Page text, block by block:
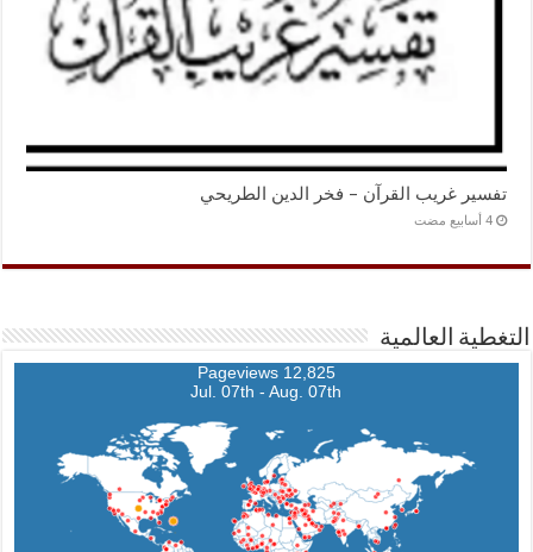
تفسير غريب القرآن – فخر الدين الطريحي
‏4 أسابيع مضت
التغطية العالمية
12,825 Pageviews
Jul. 07th - Aug. 07th